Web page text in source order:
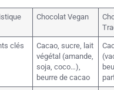
Chocolat Vegan
clés
Cacao, sucre, lait
végétal (amande,
soja, coco…),
beurre de cacao